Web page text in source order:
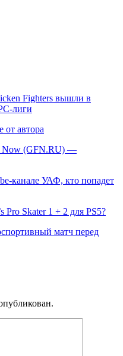
Fighters вышли в
лиги
от автора
Now (GFN.RU) —
канале УАФ, кто попадет
Pro Skater 1 + 2 для PS5?
матч перед